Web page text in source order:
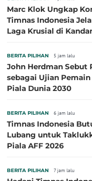
Marc Klok Ungkap
Timnas Indonesia
Laga Krusial di
BERITA PILIHAN 5 jam lalu
John Herdman Sebut
sebagai Ujian
Piala Dunia 2030
BERITA PILIHAN 6 jam lalu
Timnas Indonesia
Lubang untuk
Piala AFF 2026
BERITA PILIHAN 7 jam lalu